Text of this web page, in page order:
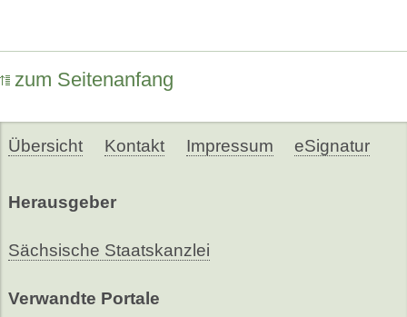
zum Seitenanfang
Übersicht Kontakt Impressum eSignatur
Herausgeber
Sächsische Staatskanzlei
Verwandte Portale